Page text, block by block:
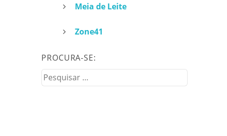
Meia de Leite
Zone41
PROCURA-SE:
Pesquisar
por: